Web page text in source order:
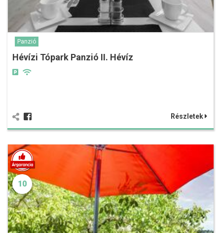
Panzió
Hévízi Tópark Panzió II. Hévíz
Részletek
10